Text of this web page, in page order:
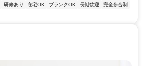
研修あり 在宅OK ブランクOK 長期歓迎
完全歩合制